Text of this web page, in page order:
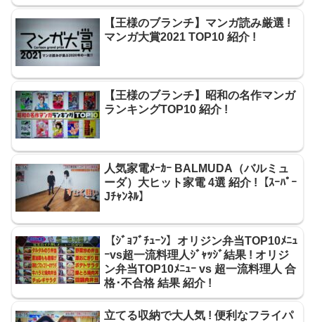
【王様のブランチ】マンガ読み厳選 !
マンガ大賞2021 TOP10 紹介 !
【王様のブランチ】昭和の名作マンガ
ランキングTOP10 紹介 !
人気家電ﾒｰｶｰ BALMUDA（バルミュ
ーダ）大ヒット家電 4選 紹介 !【ｽｰﾊﾟｰ
Jﾁｬﾝﾈﾙ】
【ｼﾞｮﾌﾞﾁｭｰﾝ】オリジン弁当TOP10ﾒﾆｭ
ｰvs超一流料理人ｼﾞｬｯｼﾞ結果 ! オリジ
ン弁当TOP10ﾒﾆｭｰ vs 超一流料理人 合
格･不合格 結果 紹介 !
立てる収納で大人気 ! 便利なフライパ